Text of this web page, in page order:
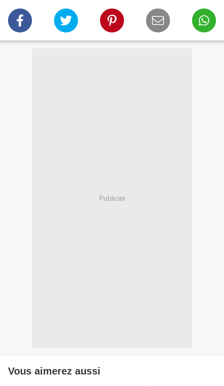
Publicité
Vous aimerez aussi